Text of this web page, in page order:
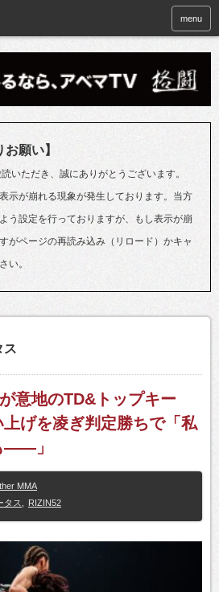
menu
願い】
いただき、誠にありがとうございます。
示が崩れる現象が発生しております。当方
う設定を行っておりますが、もし表示が崩
がページの再読み込み（リロード）かキャ
い。
ス
意地のTD&トップキー
げを凌ぎ判定勝ちで「私
――」
MMA
タス RIZIN52